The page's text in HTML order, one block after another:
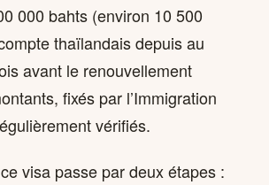
000 bahts (environ 10 500
thaïlandais depuis au
avant le renouvellement
fixés par l’Immigration
vérifiés.
ce visa passe par deux étapes :